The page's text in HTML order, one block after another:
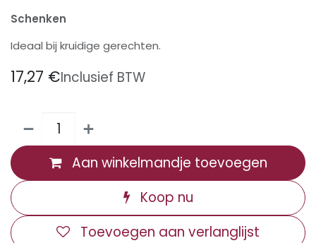
Schenken
Ideaal bij kruidige gerechten.
17,27 €Inclusief BTW
Aan winkelmandje toevoegen
Koop nu
Toevoegen aan verlanglijst